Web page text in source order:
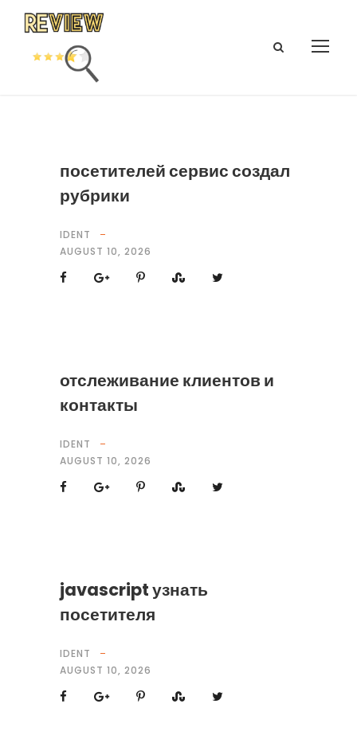
посетителей сервис создал
рубрики
IDENT
AUGUST 10, 2026
отслеживание клиентов и
контакты
IDENT
AUGUST 10, 2026
javascript узнать
посетителя
IDENT
AUGUST 10, 2026